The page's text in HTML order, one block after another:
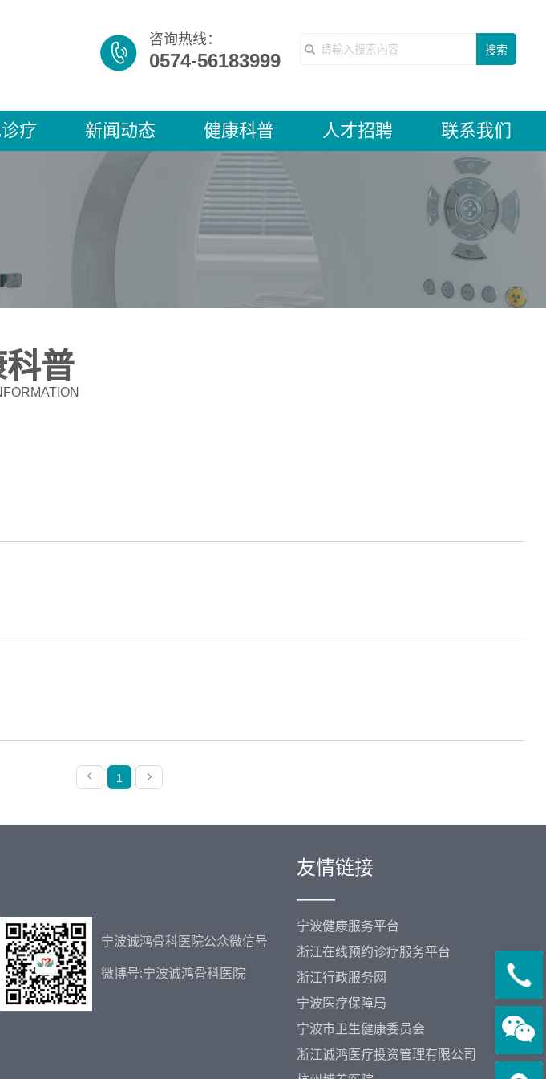
咨询热线：
0574-56183999 搜索
疗 新闻动态 健康科普 人才招聘 联系我们
普
1
宁波诚鸿骨科医院公众微信号
微博号:宁波诚鸿骨科医院
友情链接
——
宁波健康服务平台
浙江在线预约诊疗服务平台
浙江行政服务网
宁波医疗保障局
宁波市卫生健康委员会
浙江诚鸿医疗投资管理有限公司